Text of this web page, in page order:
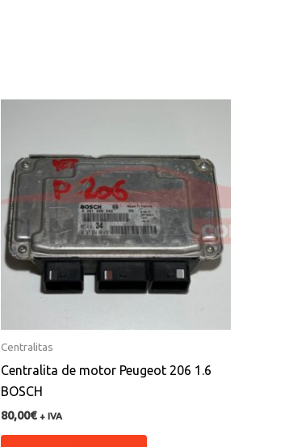
Centralitas
Centralita de motor Peugeot 206 1.6
BOSCH
80,00€ + IVA